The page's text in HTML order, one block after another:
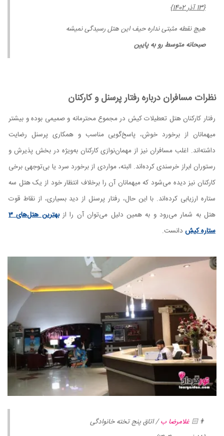
{13 آذر 1402}
هیچ نقطه مثبتی نداره حیف این هتل رسیدگی نمیشه
صبحانه متوسط رو به پایین
نظرات مسافران درباره رفتار پرسنل و کارکنان
رفتار کارکنان هتل تعطیلات کیش در مجموع محترمانه و صمیمی بوده و بیشتر
میهمانان از برخورد خوش، پاسخ‌گویی مناسب و همکاری پرسنل رضایت
داشته‌اند. اغلب مسافران نیز از مهمان‌نوازی کارکنان به‌ویژه در بخش پذیرش و
رستوران ابراز خرسندی کرده‌اند. البته، مواردی از برخورد سرد یا بی‌توجهی برخی
کارکنان نیز دیده می‌شود که میهمانان آن را برخلاف انتظار خود از یک هتل سه
ستاره ارزیابی کرده‌اند. با این حال، رفتار پرسنل از دید بسیاری، از نقاط قوت
هتل به شمار می‌رود و به همین دلیل می‌توان آن را از
بهترین هتل‌های 3
ستاره کیش دانست.
👨🏻 غلامرضا ب/ اتاق پنج تخته خانوادگی